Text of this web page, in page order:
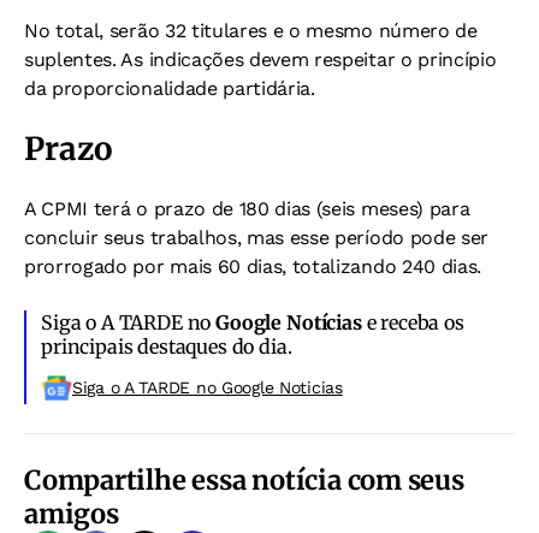
No total, serão 32 titulares e o mesmo número de
suplentes. As indicações devem respeitar o princípio
da proporcionalidade partidária.
Prazo
A CPMI terá o prazo de 180 dias (seis meses) para
concluir seus trabalhos, mas esse período pode ser
prorrogado por mais 60 dias, totalizando 240 dias.
Siga o A TARDE noGoogle Notíciase receba os
principais destaques do dia.
Siga o A TARDE no Google Noticias
Compartilhe essa notícia com seus
amigos